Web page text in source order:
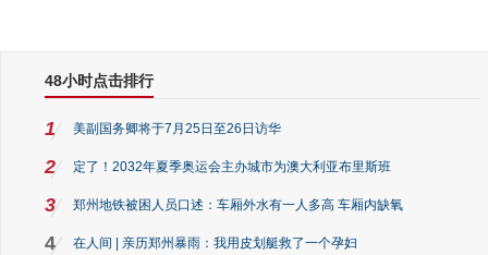
48小时点击排行
1 美副国务卿将于7月25日至26日访华
2 定了！2032年夏季奥运会主办城市为澳大利亚布里斯班
3 郑州地铁被困人员口述：车厢外水有一人多高 车厢内缺氧
4 在人间 | 亲历郑州暴雨：我用皮划艇救了一个孕妇